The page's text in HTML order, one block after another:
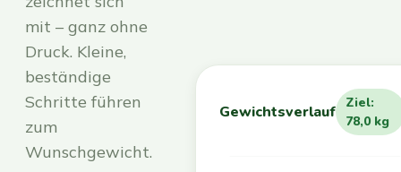
mit – ganz ohne
Druck. Kleine,
beständige
Schritte führen
zum
Wunschgewicht.
Gewichtsverlauf
Ziel:
78,0 kg